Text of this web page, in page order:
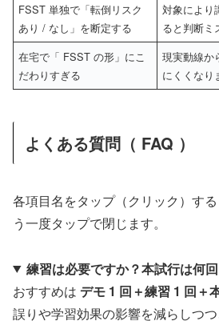
FSST 単独で「転倒リスク
あり / なし」を断定する
対象により
ると判断ミ
在宅で「 FSST の形」にこ
だわりすぎる
現実動線か
にくくなり
よくある質問（ FAQ ）
各項目名をタップ（クリック）す
う一度タップで閉じます。
練習は必要ですか？本試行は何
おすすめは デモ 1 回＋練習 1 回＋
誤りや学習効果の影響を減らしつ